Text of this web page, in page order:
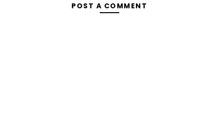
POST A COMMENT